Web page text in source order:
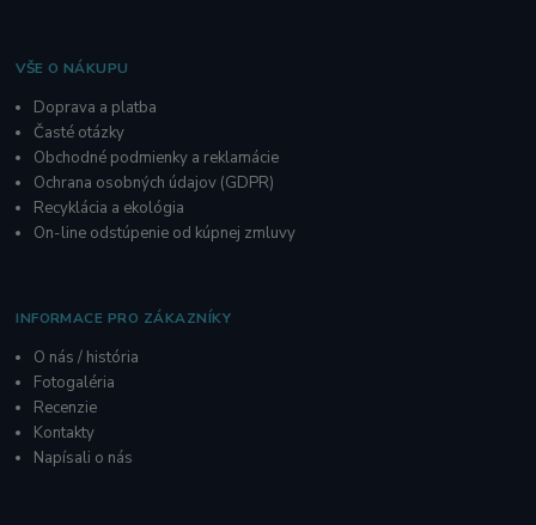
VŠE O NÁKUPU
Doprava a platba
Časté otázky
Obchodné podmienky a reklamácie
Ochrana osobných údajov (GDPR)
Recyklácia a ekológia
On-line odstúpenie od kúpnej zmluvy
INFORMACE PRO ZÁKAZNÍKY
O nás / história
Fotogaléria
Recenzie
Kontakty
Napísali o nás